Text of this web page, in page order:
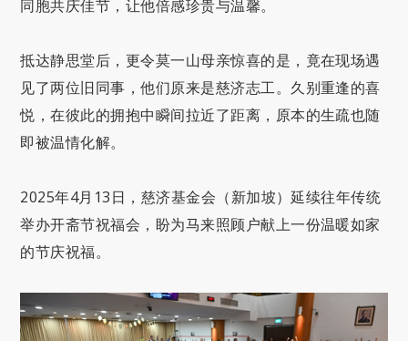
同胞共庆佳节，让他倍感珍贵与温馨。
抵达静思堂后，更令莫一山母亲惊喜的是，竟在现场遇
见了两位旧同事，他们原来是慈济志工。久别重逢的喜
悦，在彼此的拥抱中瞬间拉近了距离，原本的生疏也随
即被温情化解。
2025年4月13日，慈济基金会（新加坡）延续往年传统
举办开斋节祝福会，盼为马来照顾户献上一份温暖如家
的节庆祝福。